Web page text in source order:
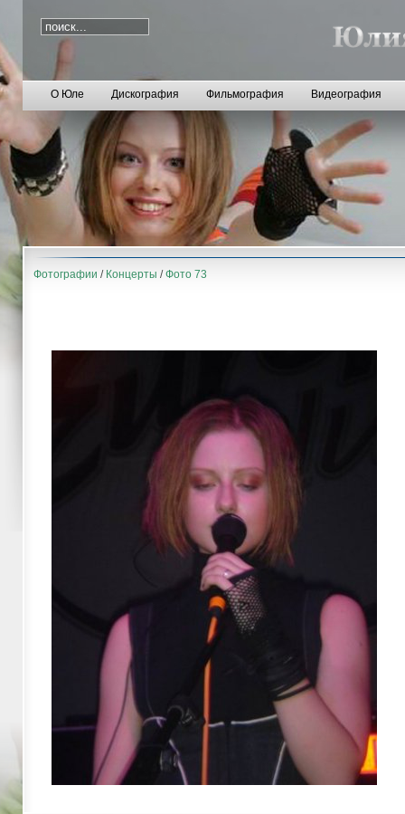
О Юле Дискография Фильмография Видеография
Фотографии / Концерты /Фото 73